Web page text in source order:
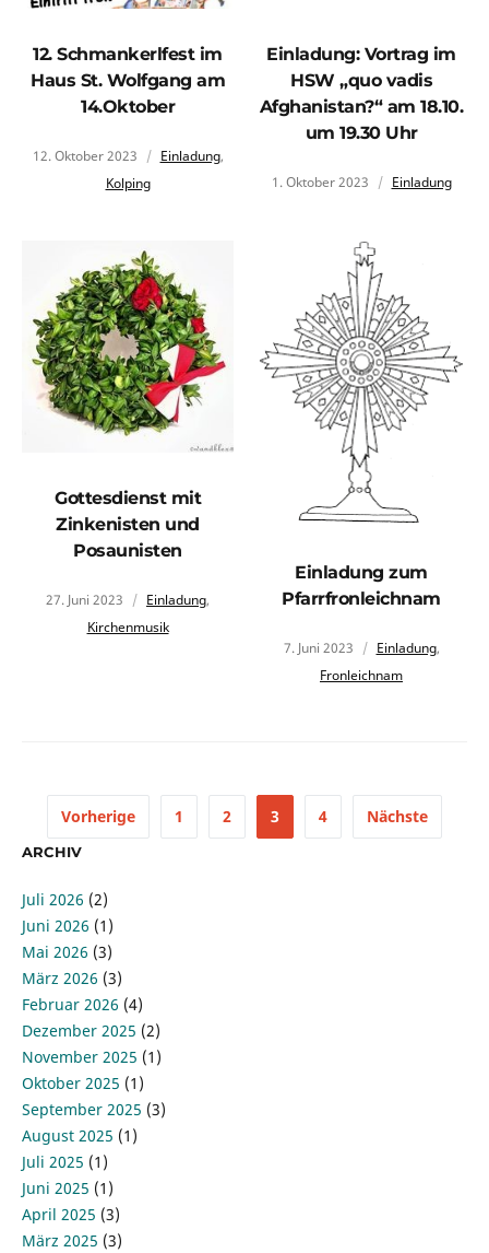
12. Schmankerlfest im
Haus St. Wolfgang am
14.Oktober
12. Oktober 2023 Einladung,
Kolping
Einladung: Vortrag im
HSW „quo vadis
Afghanistan?“ am 18.10.
um 19.30 Uhr
1. Oktober 2023 Einladung
Gottesdienst mit
Zinkenisten und
Posaunisten
27. Juni 2023 Einladung,
Kirchenmusik
Einladung zum
Pfarrfronleichnam
7. Juni 2023 Einladung,
Fronleichnam
Vorherige 1 2 3 4 Nächste
ARCHIV
Juli 2026 (2)
Juni 2026 (1)
Mai 2026 (3)
März 2026 (3)
Februar 2026 (4)
Dezember 2025 (2)
November 2025 (1)
Oktober 2025 (1)
September 2025 (3)
August 2025 (1)
Juli 2025 (1)
Juni 2025 (1)
April 2025 (3)
März 2025 (3)